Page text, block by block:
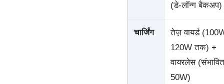
(डे-लॉन्ग बैकअप)
चार्जिंग
तेज़ वायर्ड
120W तक) +
वायरलेस (संभावित
50W)